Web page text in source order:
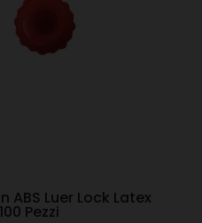
Luer Lock Latex
Pezzi